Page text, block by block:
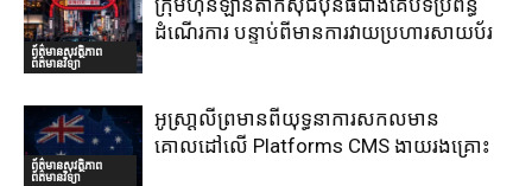
ព័ត៌មានសុវត្ថិភាព
ព័ត៌មានវិទ្យា
ក្រុមហ៊ុនឡានតាក់ស៊ីជប៉ុនធំជាងគេបិទប្រព័ន្ធ
ដំណើរការ បន្ទាប់ពីមានការវាយប្រហារសាយប័រ
ព័ត៌មានសុវត្ថិភាព
ព័ត៌មានវិទ្យា
អូស្រា្តលីព្រមានពីយុទ្ធនាការសកលមាន
គោលដៅលើ Platforms CMS ងាយរងគ្រោះ